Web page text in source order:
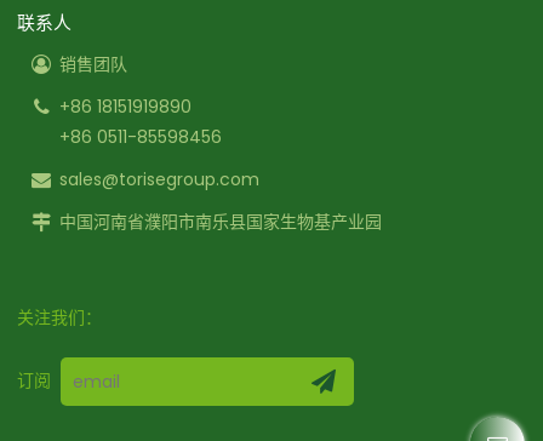
联系人
销售团队
+86 18151919890
+86 0511-85598456
sales@torisegroup.com
中国河南省濮阳市南乐县国家生物基产业园
关注我们：
订阅